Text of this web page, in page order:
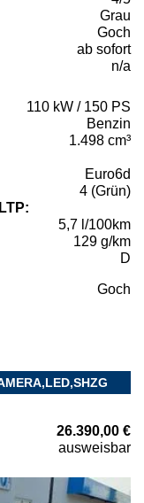
Grau
Goch
ab sofort
n/a
110 kW / 150 PS
Benzin
1.498 cm³
Euro6d
4 (Grün)
5,7 l/100km
129 g/km
D
Goch
26.390,00 €
ausweisbar